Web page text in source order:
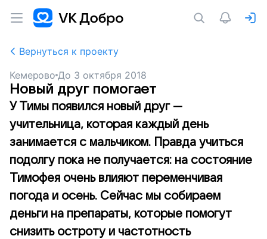
Вернуться к проекту
Кемерово До 3 октября 2018
Новый друг помогает
У Тимы появился новый друг —
учительница, которая каждый день
занимается с мальчиком. Правда учиться
подолгу пока не получается: на состояние
Тимофея очень влияют переменчивая
погода и осень. Сейчас мы собираем
деньги на препараты, которые помогут
снизить остроту и частотность